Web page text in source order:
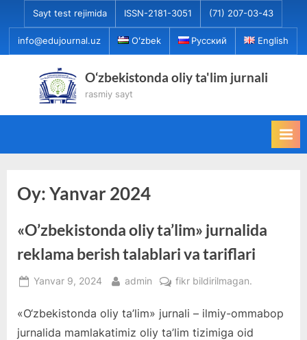
to
content
Sayt test rejimida ISSN-2181-3051 (71) 207-03-43
info@edujournal.uz Oʻzbek Русский English
O‘zbekistonda oliy ta'lim jurnali
rasmiy sayt
Oy:Yanvar 2024
«O’zbekistonda oliy ta’lim» jurnalida
reklama berish talablari va tariflari
Posted
Yanvar 9, 2024 By
admin
«O’zbekistonda
ta’lim»
jurnalida
fikr bildirilmagan.
«O‘zbеkistonda oliy ta’lim» jurnali – ilmiy-ommabop
jurnalida mamlakatimiz oliy ta’lim tizimiga oid